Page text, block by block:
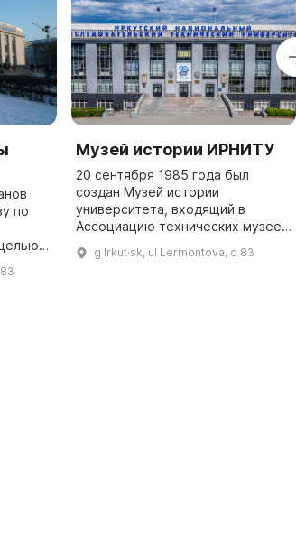
по
в
Музей истории ИРНИТУ
20 сентября 1985 года был
создан Музей истории
университета, входящий в
Ассоциацию технических музеев
методический совет вузовских
g Irkut·sk, ul Lermontova, d 83